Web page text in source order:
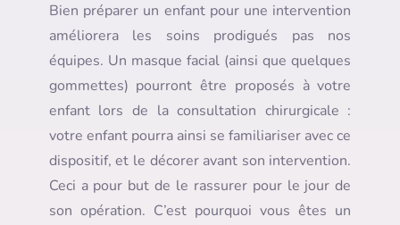
Bien préparer un enfant pour une intervention
améliorera les soins prodigués pas nos
équipes. Un masque facial (ainsi que quelques
gommettes) pourront être proposés à votre
enfant lors de la consultation chirurgicale :
votre enfant pourra ainsi se familiariser avec ce
dispositif, et le décorer avant son intervention.
Ceci a pour but de le rassurer pour le jour de
son opération. C’est pourquoi vous êtes un